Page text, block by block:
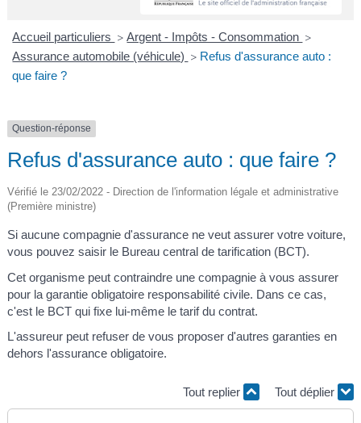
R
Accueil particuliers > Argent - Impôts - Consommation >
Assurance automobile (véhicule) > Refus d'assurance auto :
que faire ?
Question-réponse
Refus d'assurance auto : que faire ?
Vérifié le 23/02/2022 - Direction de l'information légale et administrative
(Première ministre)
Si aucune compagnie d'assurance ne veut assurer votre voiture,
vous pouvez saisir le Bureau central de tarification (BCT).
Cet organisme peut contraindre une compagnie à vous assurer
pour la garantie obligatoire responsabilité civile. Dans ce cas,
c'est le BCT qui fixe lui-même le tarif du contrat.
L'assureur peut refuser de vous proposer d'autres garanties en
dehors l'assurance obligatoire.
Tout replier Tout déplier